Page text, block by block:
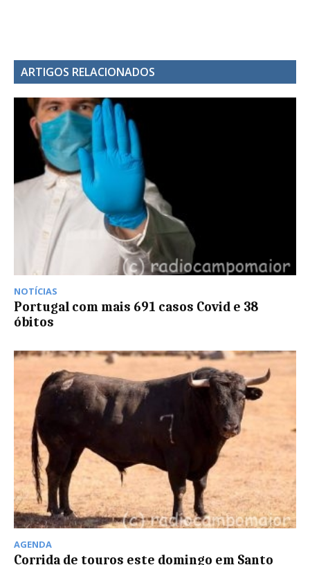
ARTIGOS RELACIONADOS
NOTÍCIAS
Portugal com mais 691 casos Covid e 38
óbitos
AGENDA
Corrida de touros este domingo em Santo